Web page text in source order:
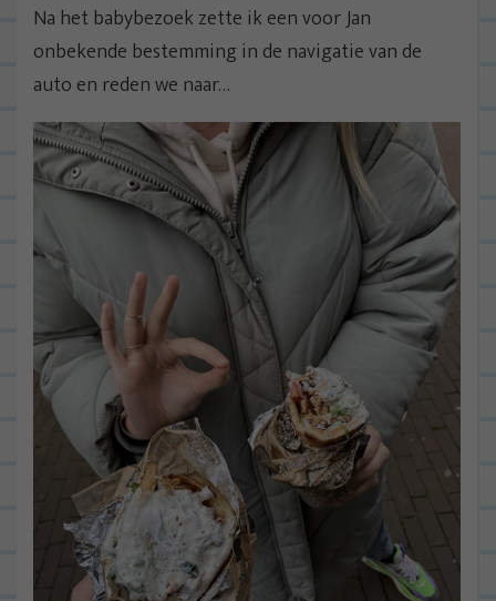
Na het babybezoek zette ik een voor Jan
onbekende bestemming in de navigatie van de
auto en reden we naar…